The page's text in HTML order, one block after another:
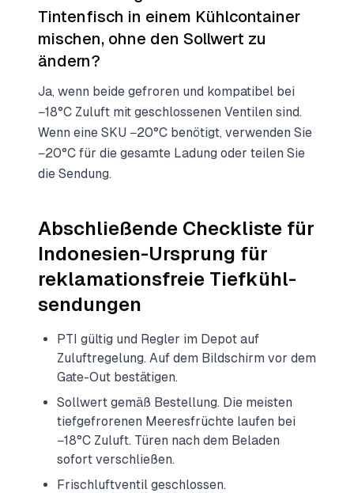
Tintenfisch in einem Kühlcontainer
mischen, ohne den Sollwert zu
ändern?
Ja, wenn beide gefroren und kompatibel bei
−18°C Zuluft mit geschlossenen Ventilen sind.
Wenn eine SKU −20°C benötigt, verwenden Sie
−20°C für die gesamte Ladung oder teilen Sie
die Sendung.
Abschließende Checkliste für
Indonesien-Ursprung für
reklamationsfreie Tiefkühl­
sendungen
PTI gültig und Regler im Depot auf
Zuluftregelung. Auf dem Bildschirm vor dem
Gate-Out bestätigen.
Sollwert gemäß Bestellung. Die meisten
tiefgefrorenen Meeresfrüchte laufen bei
−18°C Zuluft. Türen nach dem Beladen
sofort verschließen.
Frischluftventil geschlossen.